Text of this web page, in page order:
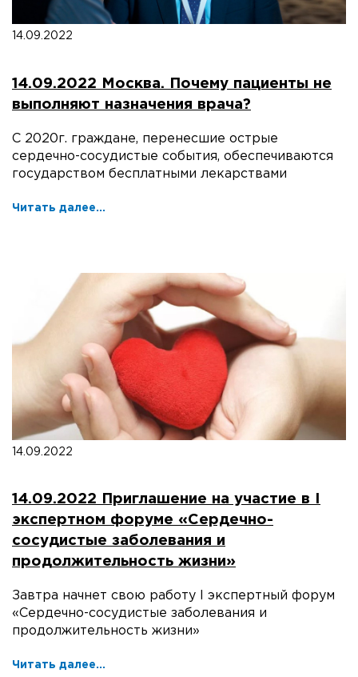
14.09.2022
14.09.2022 Москва. Почему пациенты не
выполняют назначения врача?
С 2020г. граждане, перенесшие острые
сердечно-сосудистые события, обеспечиваются
государством бесплатными лекарствами
Читать далее...
14.09.2022
14.09.2022 Приглашение на участие в I
экспертном форуме «Сердечно-
сосудистые заболевания и
продолжительность жизни»
Завтра начнет свою работу I экспертный форум
«Сердечно-сосудистые заболевания и
продолжительность жизни»
Читать далее...